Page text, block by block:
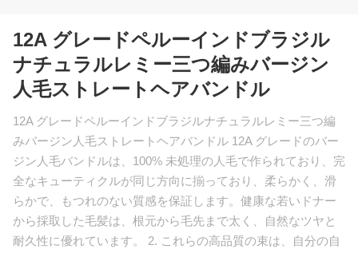
12A グレードペルーインドブラジル
ナチュラルレミー三つ編みバージン
人毛ストレートヘアバンドル
12A グレードペルーインドブラジルナチュラルレミー三つ編
みバージン人毛ストレートヘアバンドル 12A グレードのバー
ジン人毛バンドルは、100% 未処理の人毛で作られており、完
全なキューティクルが同じ方向に揃っており、柔らかく、滑
らかで、もつれのない質感を保証します。健康な若いドナー
から採取した毛髪は、根元から毛先まで太く、自然なツヤと
耐久性に優れています。 2. これらの高品質の束は、自分の自